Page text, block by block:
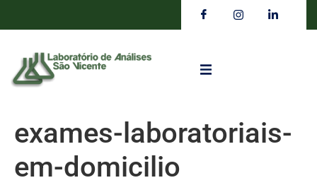
exames-laboratoriais-
em-domicilio